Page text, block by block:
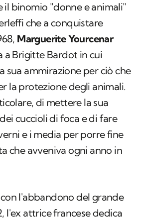
il binomio "donne e animali"
che a conquistare
Marguerite Yourcenar
a Brigitte Bardot in cui
sua ammirazione per ciò che
la protezione degli animali.
di mettere la sua
cuccioli di foca e di fare
e i media per porre fine
che avveniva ogni anno in
l'abbandono del grande
l'ex attrice francese dedica